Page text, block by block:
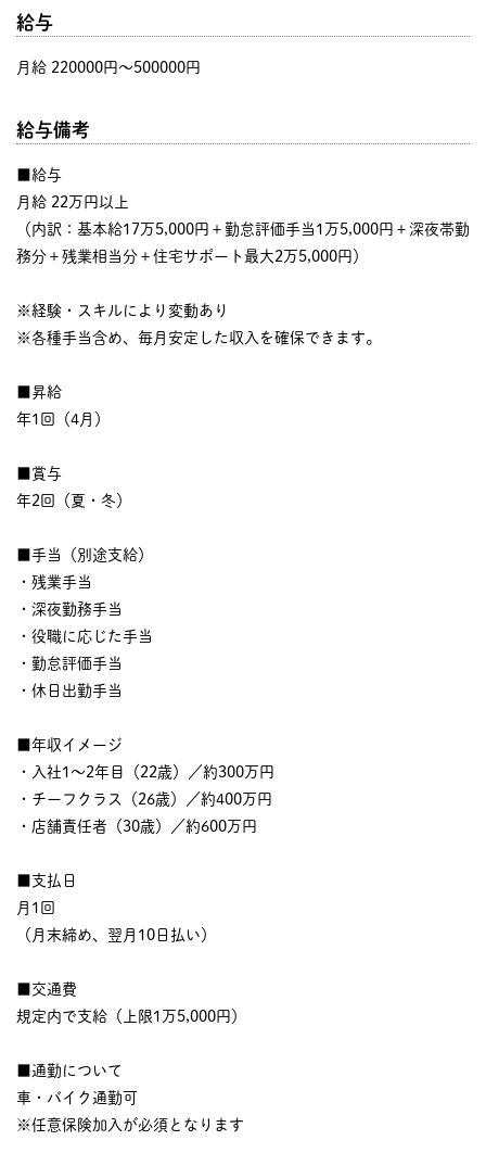
給与
月給 220000円〜500000円
給与備考
■給与
月給 22万円以上
（内訳：基本給17万5,000円＋勤怠評価手当1万5,000円＋深夜帯勤
務分＋残業相当分＋住宅サポート最大2万5,000円）
※経験・スキルにより変動あり
※各種手当含め、毎月安定した収入を確保できます。
■昇給
年1回（4月）
■賞与
年2回（夏・冬）
■手当（別途支給）
・残業手当
・深夜勤務手当
・役職に応じた手当
・勤怠評価手当
・休日出勤手当
■年収イメージ
・入社1〜2年目（22歳）／約300万円
・チーフクラス（26歳）／約400万円
・店舗責任者（30歳）／約600万円
■支払日
月1回
（月末締め、翌月10日払い）
■交通費
規定内で支給（上限1万5,000円）
■通勤について
車・バイク通勤可
※任意保険加入が必須となります